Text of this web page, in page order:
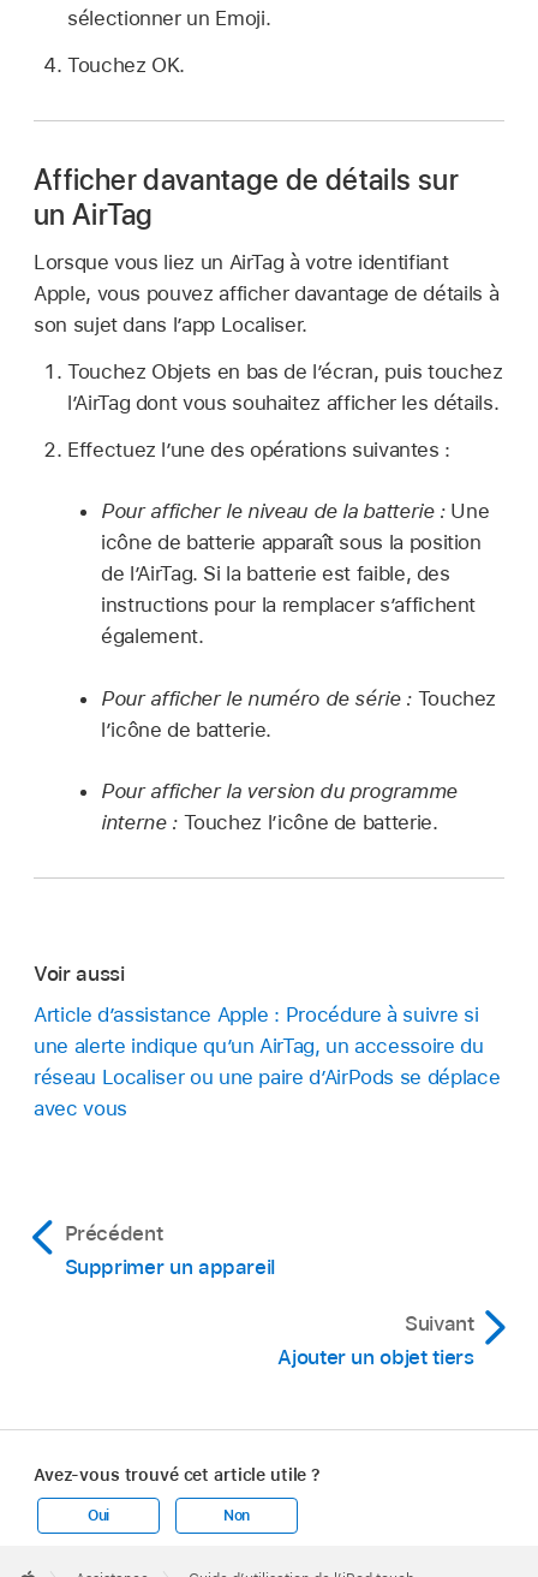
sélectionner un Emoji.
Touchez OK.
Afficher davantage de détails sur
un AirTag
Lorsque vous liez un AirTag à votre identifiant
Apple, vous pouvez afficher davantage de détails à
son sujet dans l’app Localiser.
Touchez Objets en bas de l’écran, puis touchez
l’AirTag dont vous souhaitez afficher les détails.
Effectuez l’une des opérations suivantes :
Pour afficher le niveau de la batterie : Une
icône de batterie apparaît sous la position
de l’AirTag. Si la batterie est faible, des
instructions pour la remplacer s’affichent
également.
Pour afficher le numéro de série : Touchez
l’icône de batterie.
Pour afficher la version du programme
interne : Touchez l’icône de batterie.
Voir aussi
Article d’assistance Apple : Procédure à suivre si
une alerte indique qu’un AirTag, un accessoire du
réseau Localiser ou une paire d’AirPods se déplace
avec vous
Précédent
Supprimer un appareil
Suivant
Ajouter un objet tiers
Avez-vous trouvé cet article utile ?
Oui Non
Footer